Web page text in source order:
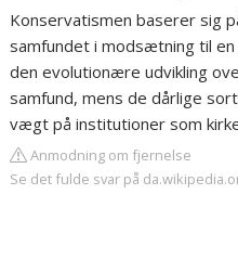
Konservatismen baserer sig
samfundet i modsætning til
den evolutionære udvikling
samfund, mens de dårlige
vægt på institutioner som
Anmodning om fjernelse
Se det fulde svar på